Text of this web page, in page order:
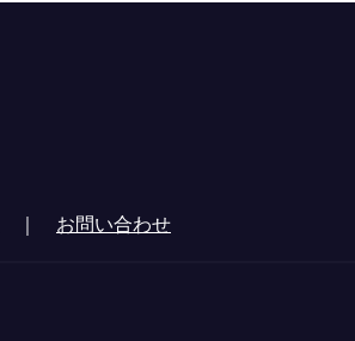
｜ お問い合わせ